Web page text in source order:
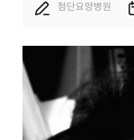
첨단요양병원